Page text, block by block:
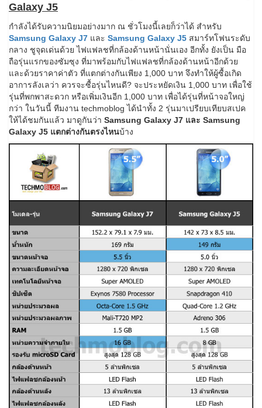
Galaxy J5
กำลังได้รับความนิยมอย่างมาก ณ ชั่วโมงนี้เลยก็ว่าได้ สำหรับ
Samsung Galaxy J7 และ Samsung Galaxy J5 สมาร์ทโฟนระดับ
กลาง ชูจุดเด่นด้วย ไฟแฟลชที่กล้องด้านหน้านั่นเอง อีกทั้ง ยังเป็น มือ
ถือรุ่นแรกของซัมซุง ที่มาพร้อมกับไฟแฟลชที่กล้องด้านหน้าอีกด้วย
และด้วยราคาค่าตัว ที่แตกต่างกันเพียง 1,000 บาท จึงทำให้ผู้ซื้อเกิด
อาการลังเลว่า ควรจะซื้อรุ่นไหนดี? จะประหยัดเงิน 1,000 บาท เพื่อใช้
รุ่นที่พกพาสะดวก หรือเพิ่มเงินอีก 1,000 บาท เพื่อได้รุ่นที่หน้าจอใหญ่
กว่า ในวันนี้ ทีมงาน techmoblog ได้นำทั้ง 2 รุ่นมาเปรียบเทียบสเปค
ให้ได้ชมกันแล้ว มาดูกันว่า Samsung Galaxy J7 และ Samsung
Galaxy J5 แตกต่างกันตรงไหนบ้าง